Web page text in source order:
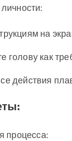
на
голову как
действия
процесса: